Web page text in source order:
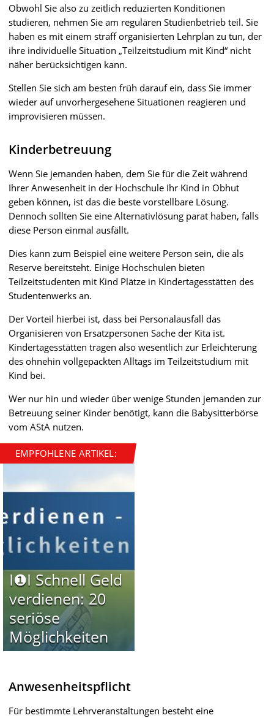
Obwohl Sie also zu zeitlich reduzierten Konditionen
studieren, nehmen Sie am regulären Studienbetrieb teil. Sie
haben es mit einem straff organisierten Lehrplan zu tun, der
ihre individuelle Situation „Teilzeitstudium mit Kind“ nicht
näher berücksichtigen kann.
Stellen Sie sich am besten früh darauf ein, dass Sie immer
wieder auf unvorhergesehene Situationen reagieren und
improvisieren müssen.
Kinderbetreuung
Wenn Sie jemanden haben, dem Sie für die Zeit während
Ihrer Anwesenheit in der Hochschule Ihr Kind in Obhut
geben können, ist das die beste vorstellbare Lösung.
Dennoch sollten Sie eine Alternativlösung parat haben, falls
diese Person einmal ausfällt.
Dies kann zum Beispiel eine weitere Person sein, die als
Reserve bereitsteht. Einige Hochschulen bieten
Teilzeitstudenten mit Kind Plätze in Kindertagesstätten des
Studentenwerks an.
Der Vorteil hierbei ist, dass bei Personalausfall das
Organisieren von Ersatzpersonen Sache der Kita ist.
Kindertagesstätten tragen also wesentlich zur Erleichterung
des ohnehin vollgepackten Alltags im Teilzeitstudium mit
Kind bei.
Wer nur hin und wieder über wenige Stunden jemanden zur
Betreuung seiner Kinder benötigt, kann die Babysitterbörse
vom AStA nutzen.
EMPFOHLENE ARTIKEL:
I❶I Schnell Geld
verdienen: 20
seriöse
Möglichkeiten
Anwesenheitspflicht
Für bestimmte Lehrveranstaltungen besteht eine